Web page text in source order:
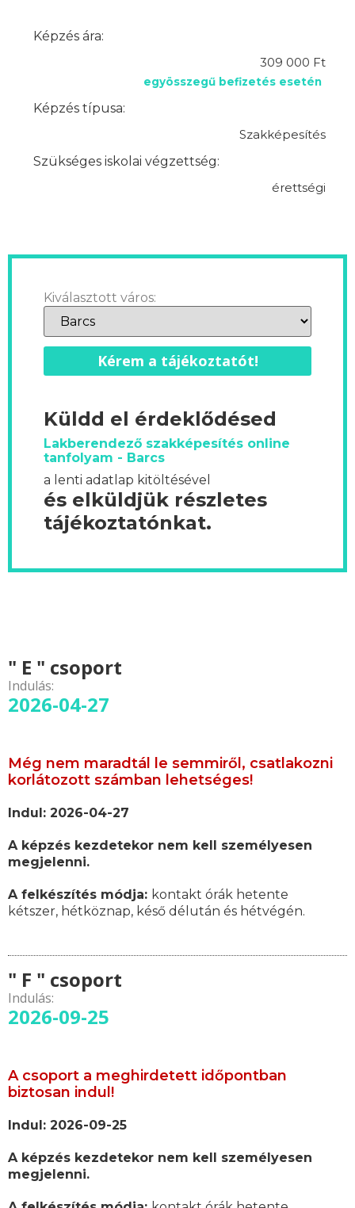
Képzés ára:
309 000 Ft
egyösszegű befizetés esetén
Képzés típusa:
Szakképesítés
Szükséges iskolai végzettség:
érettségi
Kiválasztott város:
Kérem a tájékoztatót!
Küldd el érdeklődésed
Lakberendező szakképesítés online
tanfolyam - Barcs
a lenti adatlap kitöltésével
és elküldjük részletes
tájékoztatónkat.
" E " csoport
Indulás:
2026-04-27
Még nem maradtál le semmiről, csatlakozni
korlátozott számban lehetséges!
Indul: 2026-04-27
A képzés kezdetekor nem kell személyesen
megjelenni.
A felkészítés módja: kontakt órák hetente
kétszer, hétköznap, késő délután és hétvégén.
" F " csoport
Indulás:
2026-09-25
A csoport a meghirdetett időpontban
biztosan indul!
Indul: 2026-09-25
A képzés kezdetekor nem kell személyesen
megjelenni.